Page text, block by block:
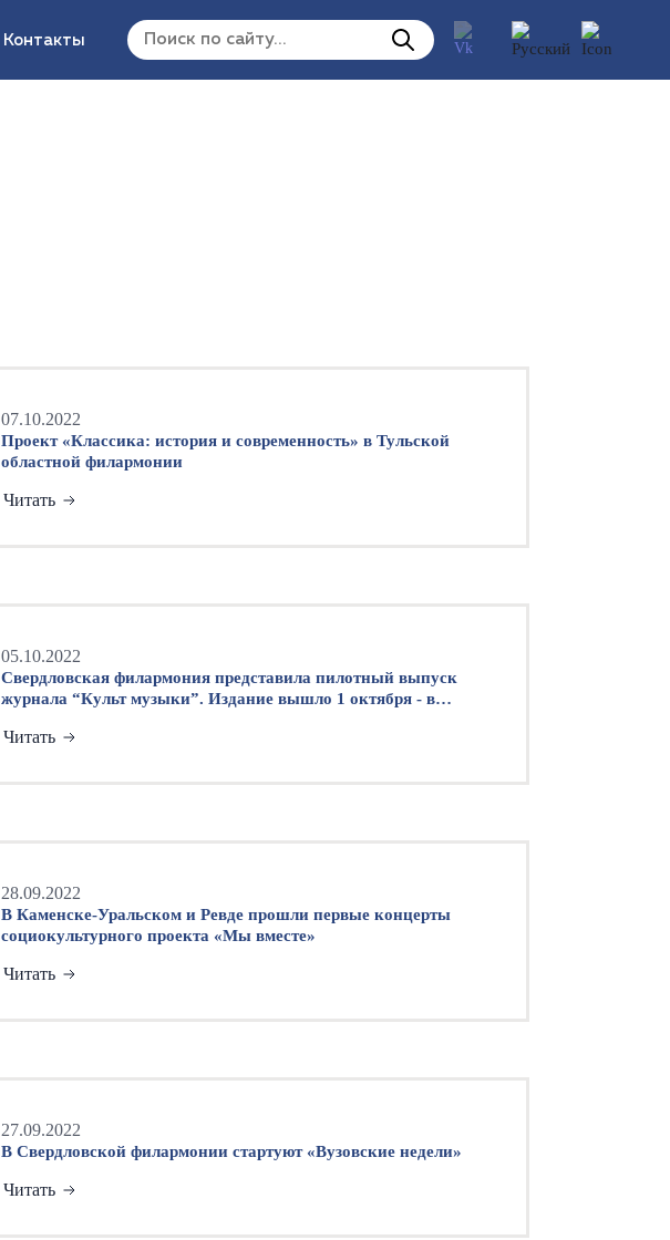
Контакты
07.10.2022
Проект «Классика: история и современность» в Тульской
областной филармонии
Читать
05.10.2022
Свердловская филармония представила пилотный выпуск
журнала “Культ музыки”. Издание вышло 1 октября - в
Читать
28.09.2022
В Каменске-Уральском и Ревде прошли первые концерты
социокультурного проекта «Мы вместе»
Читать
27.09.2022
В Свердловской филармонии стартуют «Вузовские недели»
Читать